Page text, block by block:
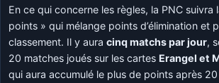
En ce qui concerne les règles, la PNC suivra
points » qui mélange points d’élimination et
classement. Il y auracinq matchs par jour,
20 matches joués sur les cartes Erangel et
qui aura accumulé le plus de points après